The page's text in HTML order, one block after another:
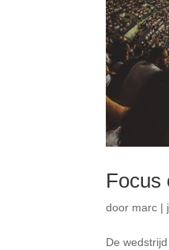
Focus
door marc |
De